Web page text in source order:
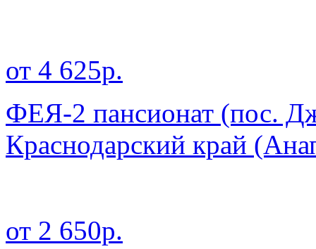
от 4 625р.
ФЕЯ-2 пансионат (пос.
Краснодарский край
от 2 650р.